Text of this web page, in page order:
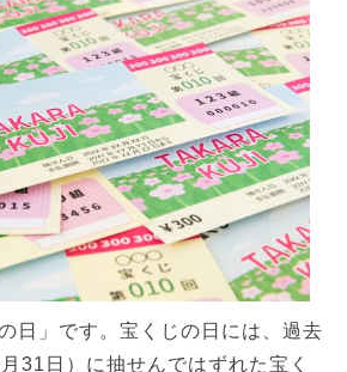
日」です。宝くじの日には、過去
31日）に抽せんではずれた宝く